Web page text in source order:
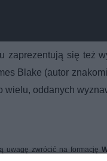
zaprezentują się też
Blake (autor
wielu, oddanych
uwagę zwrócić na formację